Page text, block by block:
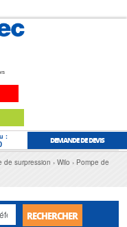
: DEMANDE DE DEVIS
de surpression Wilo
Pompe de
RECHERCHER